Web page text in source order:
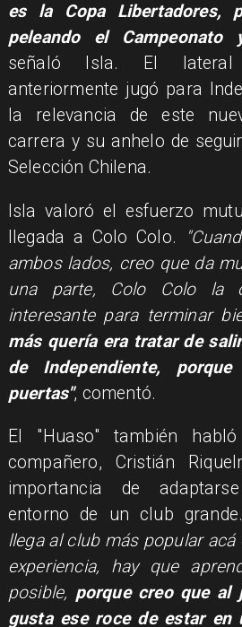
es la Copa Libertadores,
peleando el
señaló Isla. El lateral
anteriormente jugó para
la relevancia de este
carrera y su anhelo de
Selección Chilena.
Isla valoró el esfuerzo
llegada a Colo Colo.
ambos lados, creo que da
una parte, Colo Colo la
interesante para terminar
más quería era tratar de
de Independiente,
puertas", comentó.
El "Huaso" también
compañero, Cristián
importancia de
entorno de un club
llega al club más popular acá
experiencia, hay que
posible, porque creo que al
gusta ese roce de estar en